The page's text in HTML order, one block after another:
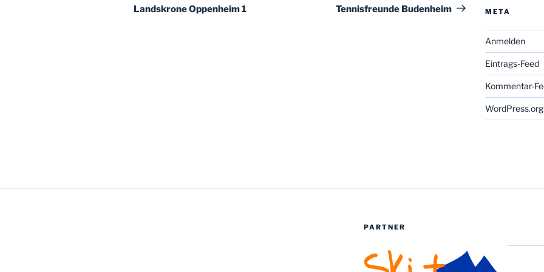
Landskrone Oppenheim 1 Tennisfreunde Budenheim META
Anmelden
Eintrags-Feed
Kommentar-
WordPress.org
PARTNER